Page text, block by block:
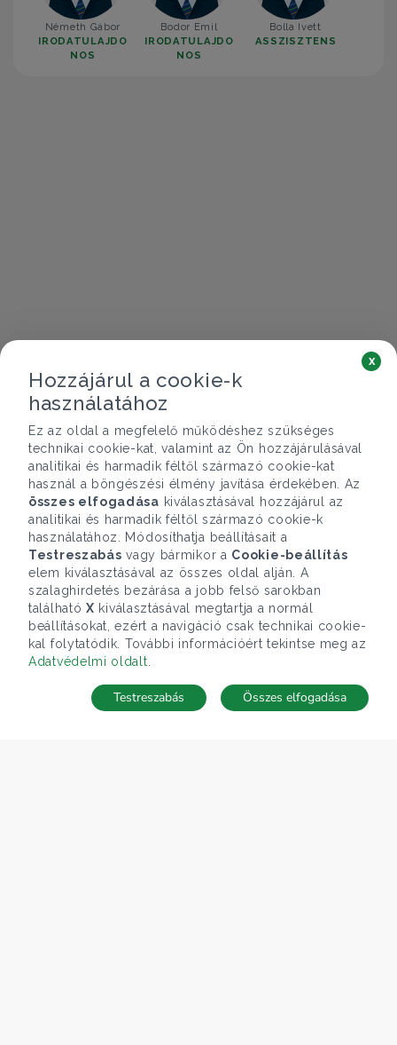
Németh Gábor
IRODATULAJDO
NOS
Bodor Emil
IRODATULAJDO
NOS
Bolla Ivett
ASSZISZTENS
Telefonhívás Kapcsolat
Hozzájárul a cookie-k
használatához
Ez az oldal a megfelelő működéshez szükséges
technikai cookie-kat, valamint az Ön hozzájárulásával
analitikai és harmadik féltől származó cookie-kat
használ a böngészési élmény javítása érdekében. Az
összes elfogadása kiválasztásával hozzájárul az
analitikai és harmadik féltől származó cookie-k
használatához. Módosíthatja beállításait a
Testreszabás vagy bármikor a Cookie-beállítás
elem kiválasztásával az összes oldal alján. A
szalaghirdetés bezárása a jobb felső sarokban
található X kiválasztásával megtartja a normál
beállításokat, ezért a navigáció csak technikai cookie-
kal folytatódik. További információért tekintse meg az
Adatvédelmi oldalt
x
Összes elfogadása
Testreszabás